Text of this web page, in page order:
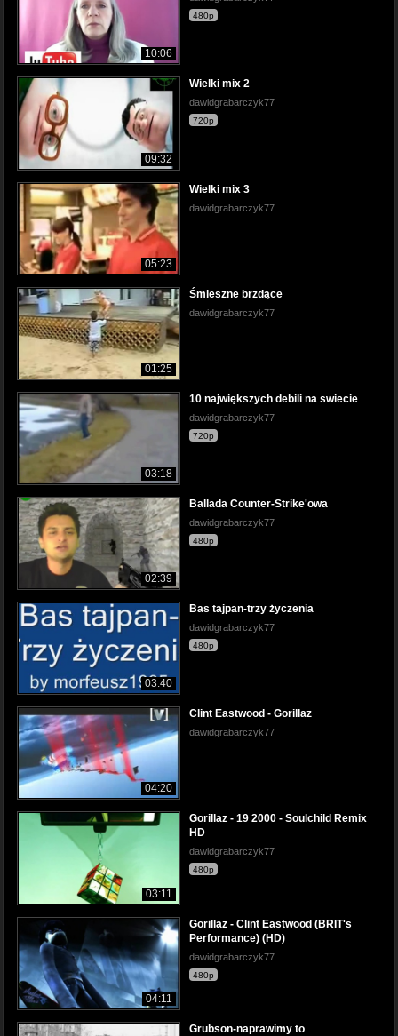
10:06
480p
09:32
Wielki mix 2
dawidgrabarczyk77
720p
05:23
Wielki mix 3
dawidgrabarczyk77
01:25
Śmieszne brzdące
dawidgrabarczyk77
03:18
10 największych debili na swiecie
dawidgrabarczyk77
720p
02:39
Ballada Counter-Strike'owa
dawidgrabarczyk77
480p
03:40
Bas tajpan-trzy życzenia
dawidgrabarczyk77
480p
04:20
Clint Eastwood - Gorillaz
dawidgrabarczyk77
03:11
Gorillaz - 19 2000 - Soulchild Remix
HD
dawidgrabarczyk77
480p
04:11
Gorillaz - Clint Eastwood (BRIT's
Performance) (HD)
dawidgrabarczyk77
480p
Grubson-naprawimy to